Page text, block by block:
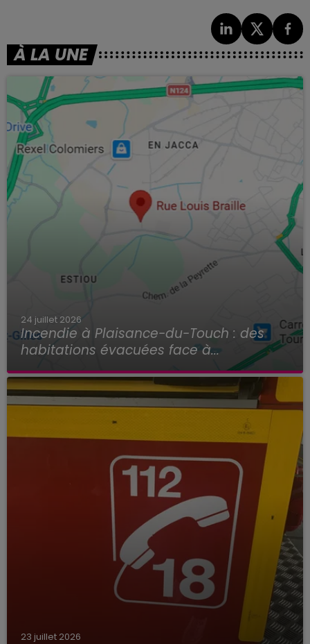
À LA UNE
24 juillet 2026
Incendie à Plaisance-du-Touch : des
habitations évacuées face à...
23 juillet 2026